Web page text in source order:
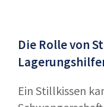
Die Rolle von
Ein Stillkissen